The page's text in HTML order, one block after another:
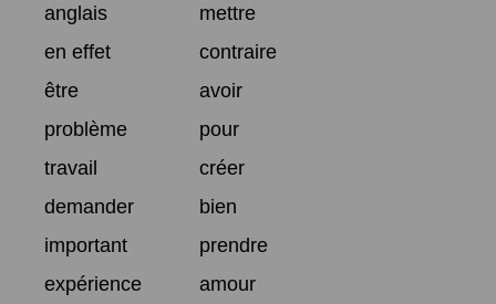
anglais
mettre
en effet
contraire
être
avoir
problème
pour
travail
créer
demander
bien
important
prendre
expérience
amour